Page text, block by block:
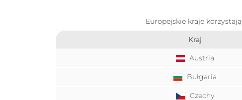
Europejskie kraje
Kraj
Austria
Bułgaria
Czechy